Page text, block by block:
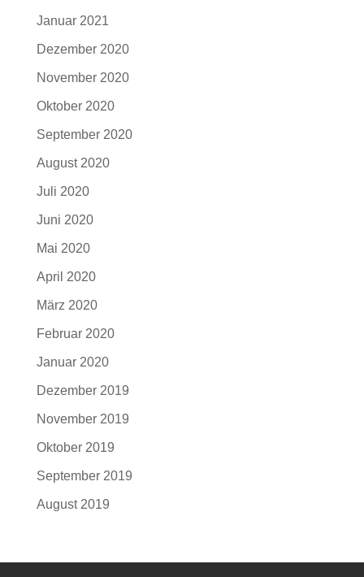
Januar 2021
Dezember 2020
November 2020
Oktober 2020
September 2020
August 2020
Juli 2020
Juni 2020
Mai 2020
April 2020
März 2020
Februar 2020
Januar 2020
Dezember 2019
November 2019
Oktober 2019
September 2019
August 2019